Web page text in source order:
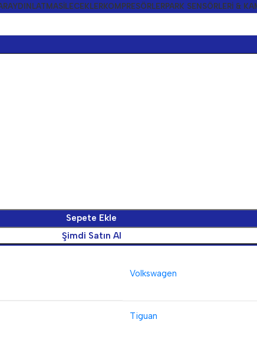
AYDINLATMASILECEKLERKOMPRESÖRLERPARK SENSÖRLERI &
Sepete Ekle
Şimdi Satın Al
Volkswagen
Tiguan